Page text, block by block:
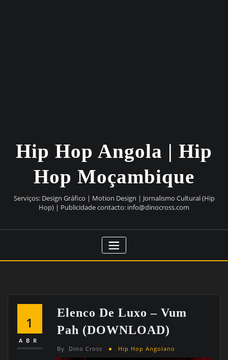
Hip Hop Angola | Hip
Hop Moçambique
Serviços: Design Gráfico | Motion Design | Jornalismo Cultural (Hip
Hop) | Publicidade contacto: info@dinocross.com
1
ABR
Elenco De Luxo – Vum
Pah (DOWNLOAD)
By Dino Cross Hip Hop Angolano